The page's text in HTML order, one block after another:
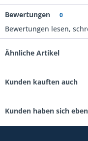
Bewertungen 0
Bewertungen lesen,
Ähnliche Artikel
Kunden kauften auch
Kunden haben sich